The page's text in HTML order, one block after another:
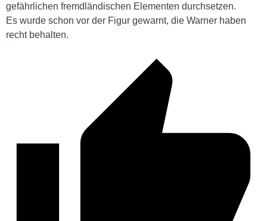
gefährlichen fremdländischen Elementen durchsetzen.
Es wurde schon vor der Figur gewarnt, die Warner haben
recht behalten.